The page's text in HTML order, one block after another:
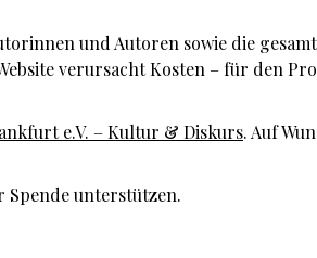
und Autoren sowie die
verursacht Kosten – für den
e.V. – Kultur & Diskurs. Auf
Spende unterstützen.